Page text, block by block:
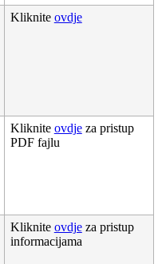
Kliknite ovdje
Kliknite ovdje za pristup
PDF fajlu
Kliknite ovdje za pristup
informacijama